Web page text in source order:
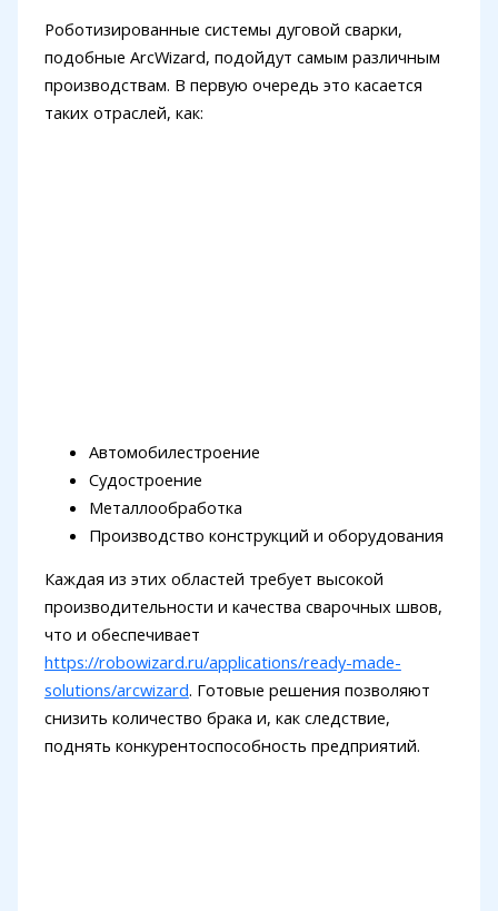
Роботизированные системы дуговой сварки,
подобные ArcWizard, подойдут самым различным
производствам. В первую очередь это касается
таких отраслей, как:
Автомобилестроение
Судостроение
Металлообработка
Производство конструкций и оборудования
Каждая из этих областей требует высокой
производительности и качества сварочных швов,
что и обеспечивает
https://robowizard.ru/applications/ready-made-
solutions/arcwizard. Готовые решения позволяют
снизить количество брака и, как следствие,
поднять конкурентоспособность предприятий.